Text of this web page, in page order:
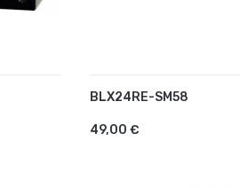
BLX24RE-SM58
49,00 €